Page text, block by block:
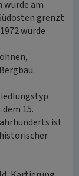
wurde am
grenzt
wurde
15.
ist